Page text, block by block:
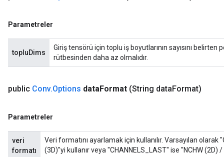
Parametreler
topluDims
Giriş tensörü için toplu iş boyutlarının sayısını
rütbesinden daha az olmalıdır.
public Conv.Options dataFormat (String dataFormat)
Parametreler
veri
formatı
Veri formatını ayarlamak için kullanılır. Varsayılan olarak
(3D)"yi kullanır veya "CHANNELS_LAST" ise "NCHW (2D) /